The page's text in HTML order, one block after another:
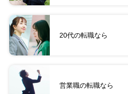
20代の転職なら
営業職の転職なら